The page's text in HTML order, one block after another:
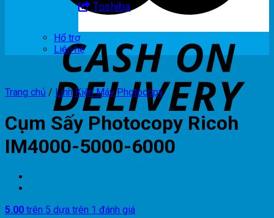
Toshiba
Hổ trợ
Liên hệ
Trang chủ / Linh Kiện Máy Photocopy
Cụm Sấy Photocopy Ricoh
IM4000-5000-6000
5.00 trên 5 dựa trên 1 đánh giá